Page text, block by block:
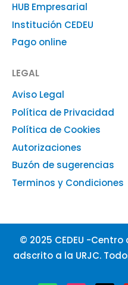
HUB Empresarial
Institución CEDEU
Pago online
LEGAL
Aviso Legal
Política de Privacidad
Política de Cookies
Autorizaciones
Buzón de sugerencias
Terminos y Condiciones
© 2025 CEDEU -
adscrito a la URJC.